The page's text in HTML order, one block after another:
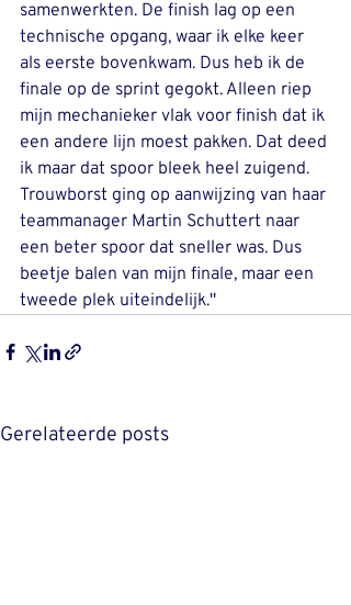
samenwerkten. De finish lag op een
technische opgang, waar ik elke keer
als eerste bovenkwam. Dus heb ik de
finale op de sprint gegokt. Alleen riep
mijn mechanieker vlak voor finish dat ik
een andere lijn moest pakken. Dat deed
ik maar dat spoor bleek heel zuigend.
Trouwborst ging op aanwijzing van haar
teammanager Martin Schuttert naar
een beter spoor dat sneller was. Dus
beetje balen van mijn finale, maar een
tweede plek uiteindelijk.''
Gerelateerde posts